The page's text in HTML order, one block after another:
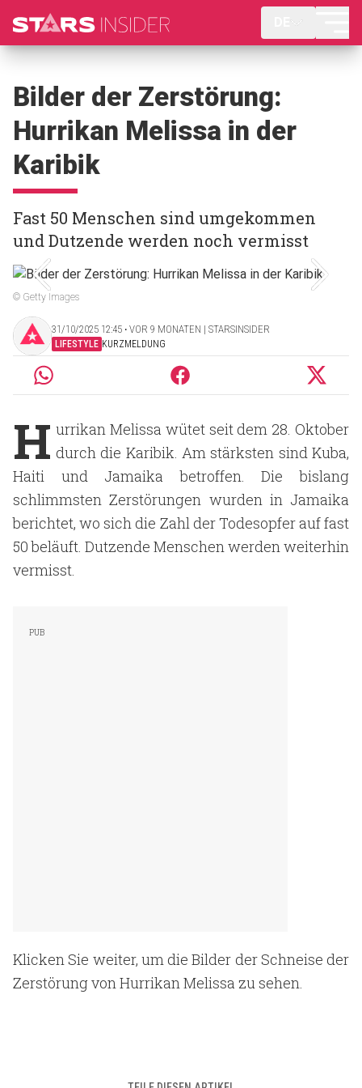
Bilder der Zerstörung:
Hurrikan Melissa in der
Karibik
Fast 50 Menschen sind umgekommen
und Dutzende werden noch vermisst
© Getty Images
31/10/2025 12:45 ‧ VOR 9 MONATEN | STARSINSIDER
LIFESTYLE KURZMELDUNG
H urrikan Melissa wütet seit dem 28. Oktober
durch die Karibik. Am stärksten sind Kuba,
Haiti und Jamaika betroffen. Die bislang
schlimmsten Zerstörungen wurden in Jamaika
berichtet, wo sich die Zahl der Todesopfer auf fast
50 beläuft. Dutzende Menschen werden weiterhin
vermisst.
Klicken Sie weiter, um die Bilder der Schneise der
Zerstörung von Hurrikan Melissa zu sehen.